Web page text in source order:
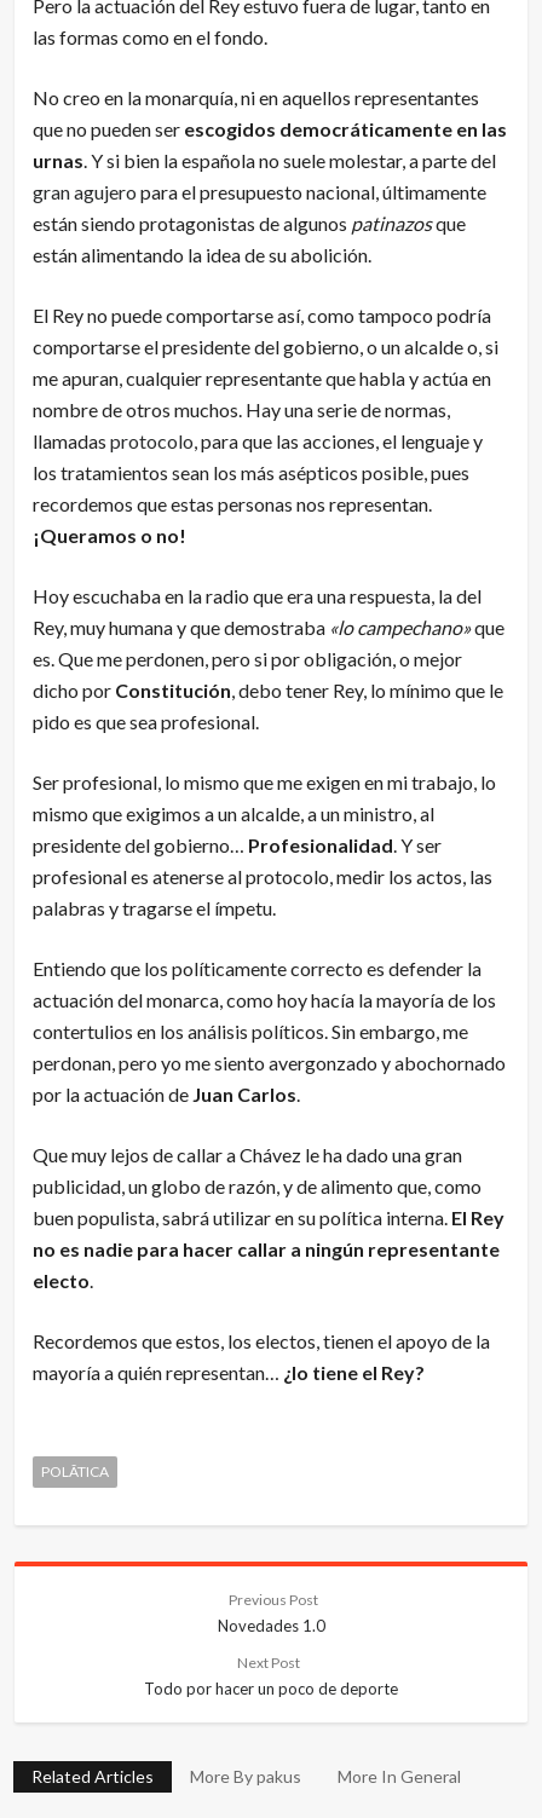
Pero la actuación del Rey estuvo fuera de lugar, tanto en
las formas como en el fondo.
No creo en la monarquía, ni en aquellos representantes
que no pueden ser escogidos democráticamente en las
urnas. Y si bien la española no suele molestar, a parte del
gran agujero para el presupuesto nacional, últimamente
están siendo protagonistas de algunos patinazosque
están alimentando la idea de su abolición.
El Rey no puede comportarse así, como tampoco podría
comportarse el presidente del gobierno, o un alcalde o, si
me apuran, cualquier representante que habla y actúa en
nombre de otros muchos. Hay una serie de normas,
llamadasprotocolo, para que las acciones, el lenguaje y
los tratamientos sean los más asépticos posible, pues
recordemos que estas personas nos representan.
¡Queramos o no!
Hoy escuchaba en la radio que era una respuesta, la del
Rey, muy humana y que demostraba «lo campechano»que
es. Que me perdonen, pero si por obligación, o mejor
dicho por Constitución, debo tener Rey, lo mínimo que le
pido es que sea profesional.
Ser profesional, lo mismo que me exigen en mi trabajo, lo
mismo que exigimos a un alcalde, a un ministro, al
presidente del gobierno… Profesionalidad. Y ser
profesional es atenerse al protocolo, medir los actos, las
palabras y tragarse el ímpetu.
Entiendo que los políticamente correcto es defender la
actuación del monarca, como hoy hacía la mayoría de los
contertulios en los análisis políticos. Sin embargo, me
perdonan, pero yo me siento avergonzado y abochornado
por la actuación de Juan Carlos.
Que muy lejos de callar a Chávez le ha dado una gran
publicidad, un globo de razón, y de alimento que, como
buen populista, sabrá utilizar en su política interna. El Rey
no es nadie para hacer callar a ningún representante
electo.
Recordemos que estos, los electos, tienen el apoyo de la
mayoría a quién representan… ¿lo tiene el Rey?
POLÃ­TICA
Previous Post
Novedades 1.0
Next Post
Todo por hacer un poco de deporte
Related Articles More By pakus More In General